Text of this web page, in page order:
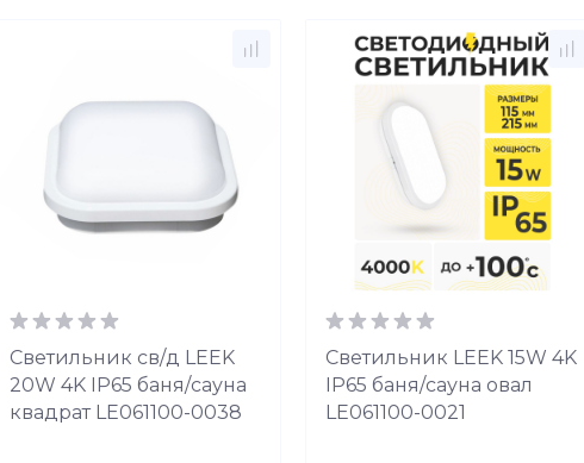
Светильник св/д LEEK
20W 4K IP65 баня/сауна
квадрат LE061100-0038
Светильник LEEK 15W 4K
IP65 баня/сауна овал
LE061100-0021